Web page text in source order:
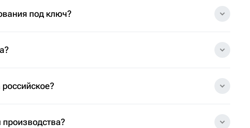
под ключ?
производства?